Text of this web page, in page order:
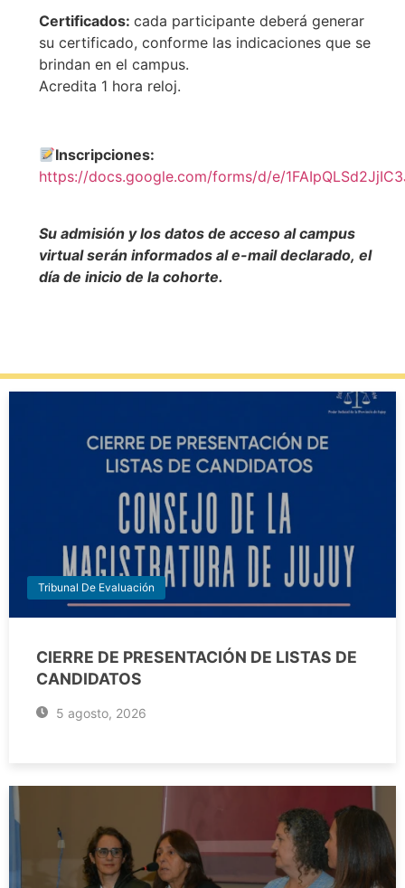
Certificados: cada participante deberá generar
su certificado, conforme las indicaciones que se
brindan en el campus.
Acredita 1 hora reloj.
Inscripciones:
https://docs.google.com/forms/d/e/
Su admisión y los datos de acceso al campus
virtual serán informados al e-mail declarado, el
día de inicio de la cohorte.
Tribunal De Evaluación
CIERRE DE PRESENTACIÓN DE LISTAS DE
CANDIDATOS
5 agosto, 2026